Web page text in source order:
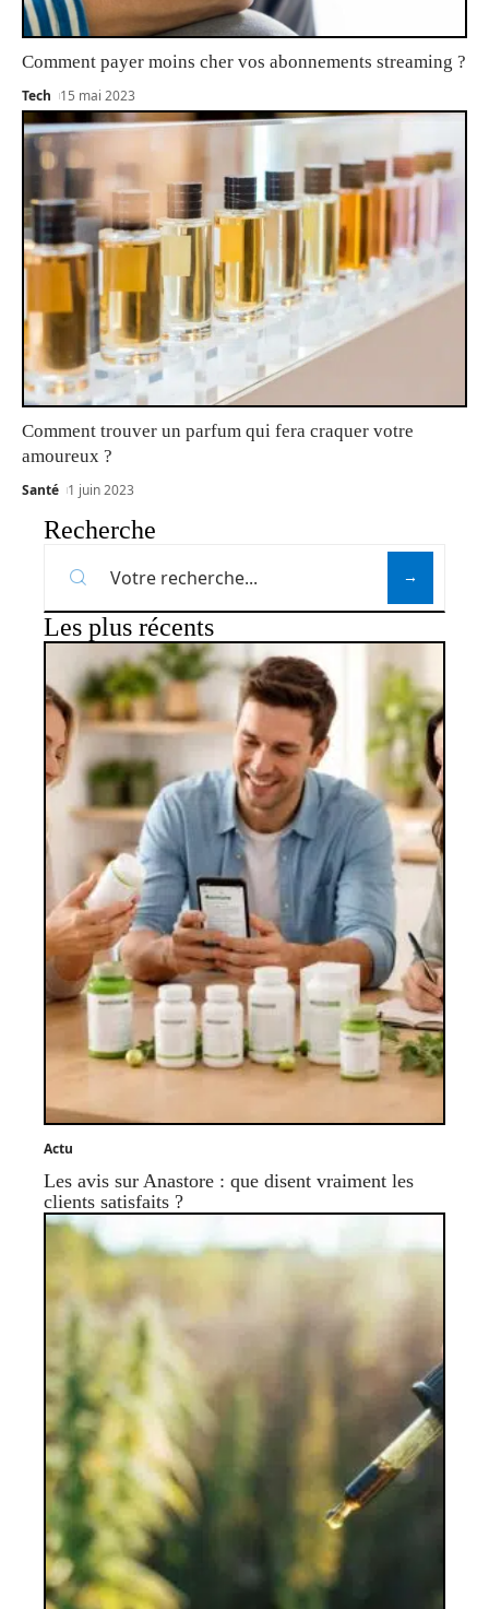
Comment payer moins cher vos abonnements streaming ?
Tech 15 mai 2023
Comment trouver un parfum qui fera craquer votre
amoureux ?
Santé 1 juin 2023
Recherche
Les plus récents
Actu
Les avis sur Anastore : que disent vraiment les
clients satisfaits ?